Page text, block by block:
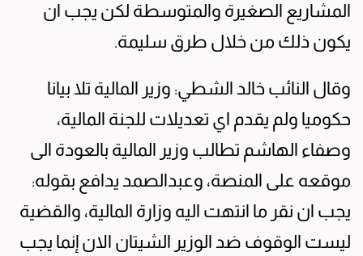
المشاريع الصغيرة والمتوسطة لكن يجب ان
يكون ذلك من خلال طرق سليمة.
وقال النائب خالد الشطي: وزير المالية تلا بيانا
حكوميا ولم يقدم اي تعديلات للجنة المالية،
وصفاء الهاشم تطالب وزير المالية بالعودة الى
موقعه على المنصة، وعبدالصمد يدافع بقوله:
يجب ان نقر ما انتهت اليه وزارة المالية، والقضية
ليست الوقوف ضد الوزير الشيتان الان إنما يجب